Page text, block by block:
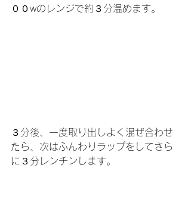
００wのレンジで約３分温めます。
３分後、一度取り出しよく混ぜ合わせ
たら、次はふんわりラップをしてさら
に３分レンチンします。